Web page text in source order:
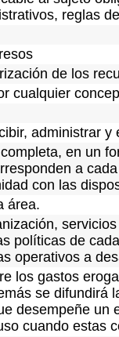
reglas
de los
cualquier
administrar y
en un
a
con las
área.
políticas de
operativos a
los gastos
se difundirá
desempeñe
cuando estas